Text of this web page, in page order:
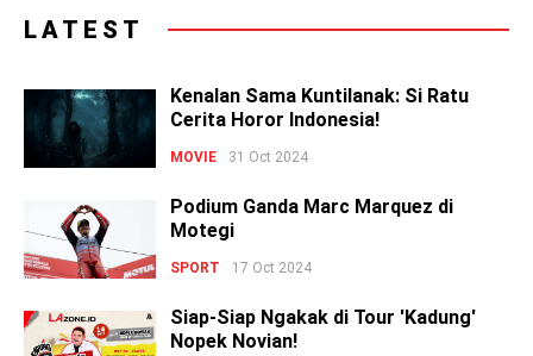
LATEST
Kenalan Sama Kuntilanak: Si Ratu
Cerita Horor Indonesia!
MOVIE 31 Oct 2024
Podium Ganda Marc Marquez di
Motegi
SPORT 17 Oct 2024
Siap-Siap Ngakak di Tour 'Kadung'
Nopek Novian!